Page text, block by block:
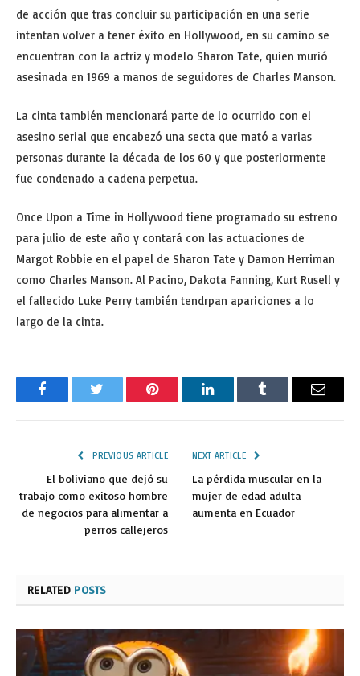
de acción que tras concluir su participación en una serie
intentan volver a tener éxito en Hollywood, en su camino se
encuentran con la actriz y modelo Sharon Tate, quien murió
asesinada en 1969 a manos de seguidores de Charles Manson.
La cinta también mencionará parte de lo ocurrido con el
asesino serial que encabezó una secta que mató a varias
personas durante la década de los 60 y que posteriormente
fue condenado a cadena perpetua.
Once Upon a Time in Hollywood tiene programado su estreno
para julio de este año y contará con las actuaciones de
Margot Robbie en el papel de Sharon Tate y Damon Herriman
como Charles Manson. Al Pacino, Dakota Fanning, Kurt Rusell y
el fallecido Luke Perry también tendrpan apariciones a lo
largo de la cinta.
FacebookTwitter Pinterest LinkedInTumblr Email
PREVIOUS ARTICLE
El boliviano que dejó su
trabajo como exitoso hombre
de negocios para alimentar a
perros callejeros
NEXT ARTICLE
La pérdida muscular en la
mujer de edad adulta
aumenta en Ecuador
RELATED POSTS